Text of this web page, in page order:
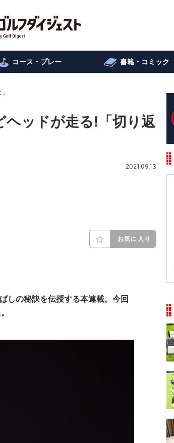
コース・プレー 書籍・コミック
ヘッドが走る!「切り返
2021.09.13
お気に入り
しの秘訣を伝授する本連載。今回